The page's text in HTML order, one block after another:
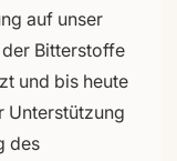
auf unser
Bitterstoffe
und bis heute
Unterstützung
des